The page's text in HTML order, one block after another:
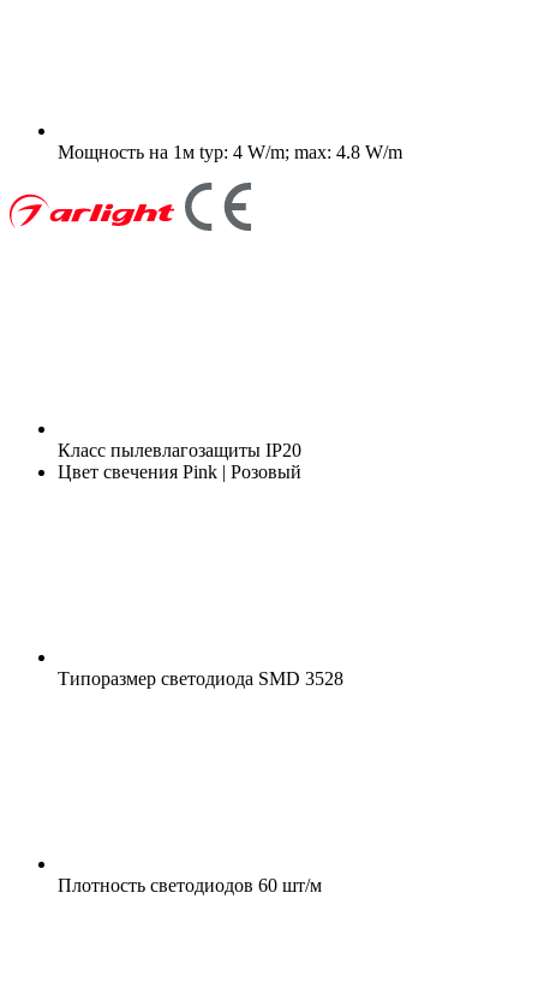
Мощность на 1м typ: 4 W/m; max: 4.8 W/m
Класс пылевлагозащиты IP20
Цвет свечения Pink | Розовый
Типоразмер светодиода SMD 3528
Плотность светодиодов 60 шт/м